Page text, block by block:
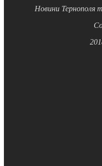
Новини Тернополя